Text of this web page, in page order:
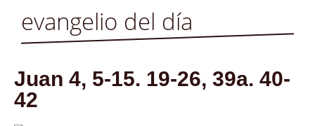
evangelio del día
Juan 4, 5-15. 19-26, 39a. 40-
42